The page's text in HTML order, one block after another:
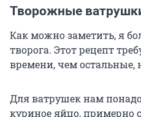
Творожные
Как можно заметить, я
творога. Этот рецепт
времени, чем остальные,
Для ватрушек нам
куриное яйцо, примерно